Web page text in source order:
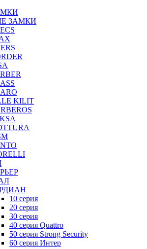
ЗАМКИ
KILIT
10 серия
20 серия
30 серия
40 серия Quattro
50 серия Strong Security
60 серия Интер